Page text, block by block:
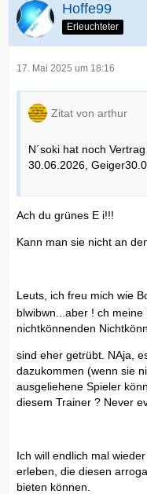
Hoffe99
Erleuchteter
17. Mai 2025 um 18:16
Zitat von arthur
N´soki hat noch
30.06.2026,
Ach du grünes E i!!!
Kann man sie nicht an
Leuts, ich freu mich wie
blwibwn...aber ! ch
nichtkönnenden
sind eher getrübt. NAja,
dazukommen (wenn sie
ausgeliehene Spieler
diesem Trainer ? Never
Ich will endlich mal
erleben, die diesen
bieten können.